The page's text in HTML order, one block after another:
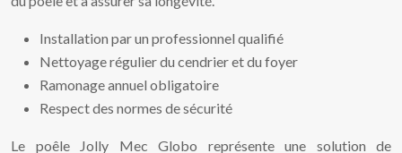
Installation par un professionnel qualifié
Nettoyage régulier du cendrier et du foyer
Ramonage annuel obligatoire
Respect des normes de sécurité
Le poêle Jolly Mec Globo représente une solution de